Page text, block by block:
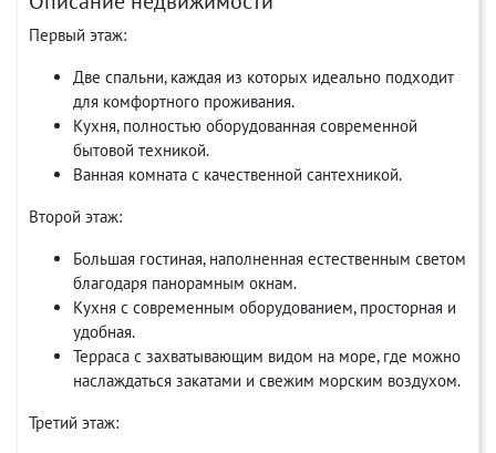
Первый этаж:
Две спальни, каждая из которых идеально подходит
для комфортного проживания.
Кухня, полностью оборудованная современной
бытовой техникой.
Ванная комната с качественной сантехникой.
Второй этаж:
Большая гостиная, наполненная естественным светом
благодаря панорамным окнам.
Кухня с современным оборудованием, просторная и
удобная.
Терраса с захватывающим видом на море, где можно
наслаждаться закатами и свежим морским воздухом.
Третий этаж: